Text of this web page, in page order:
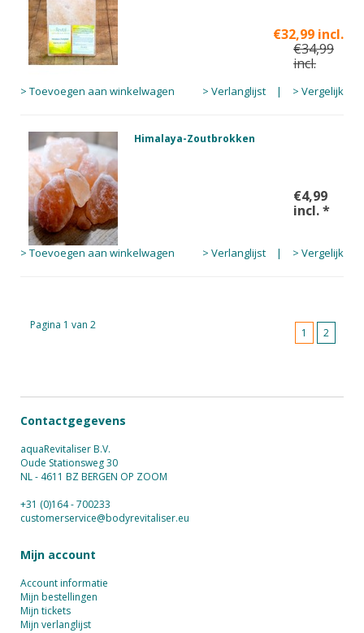
€32,99 incl.
€34,99
incl.
> Toevoegen aan winkelwagen > Verlanglijst | > Vergelijk
Himalaya-Zoutbrokken
€4,99
incl.*
> Toevoegen aan winkelwagen > Verlanglijst | > Vergelijk
Pagina 1 van 2
1 2
Contactgegevens
aquaRevitaliser B.V.
Oude Stationsweg 30
NL - 4611 BZ BERGEN OP ZOOM
+31 (0)164 - 700233
customerservice@bodyrevitaliser.eu
Mijn account
Account informatie
Mijn bestellingen
Mijn tickets
Mijn verlanglijst